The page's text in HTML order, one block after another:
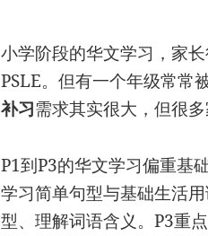
小学阶段的华文学习，家
PSLE。但有一个年级常常
补习需求其实很大，但很
P1到P3的华文学习偏重基
学习简单句型与基础生活
型、理解词语含义。P3重